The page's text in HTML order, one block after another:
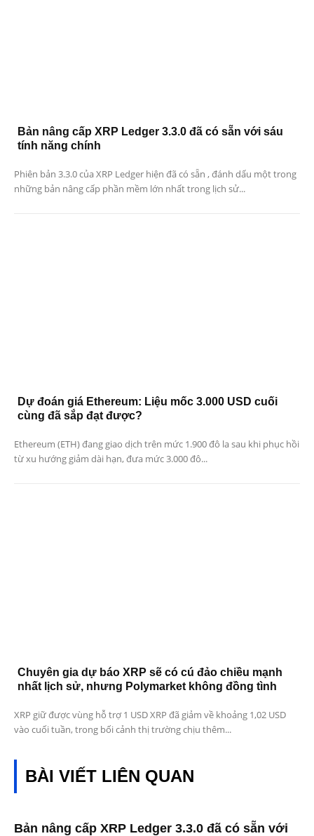
Bản nâng cấp XRP Ledger 3.3.0 đã có sẵn với sáu
tính năng chính
Phiên bản 3.3.0 của XRP Ledger hiện đã có sẵn , đánh dấu một trong
những bản nâng cấp phần mềm lớn nhất trong lịch sử...
Dự đoán giá Ethereum: Liệu mốc 3.000 USD cuối
cùng đã sắp đạt được?
Ethereum (ETH) đang giao dịch trên mức 1.900 đô la sau khi phục hồi
từ xu hướng giảm dài hạn, đưa mức 3.000 đô...
Chuyên gia dự báo XRP sẽ có cú đảo chiều mạnh
nhất lịch sử, nhưng Polymarket không đồng tình
XRP giữ được vùng hỗ trợ 1 USD XRP đã giảm về khoảng 1,02 USD
vào cuối tuần, trong bối cảnh thị trường chịu thêm...
BÀI VIẾT LIÊN QUAN
Bản nâng cấp XRP Ledger 3.3.0 đã có sẵn với